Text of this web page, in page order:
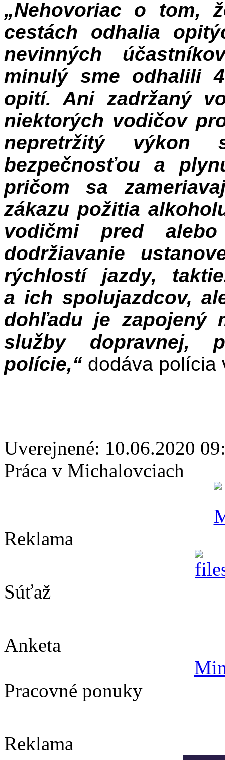
„Nehovoriac o tom,
cestách odhalia
nevinných
minulý sme odhalili
opití. Ani zadržaný
niektorých vodičov
nepretržitý
bezpečnosťou a
pričom sa
zákazu požitia
vodičmi pred
dodržiavanie
rýchlostí jazdy,
a ich spolujazdcov,
dohľadu je zapojený
služby dopravnej,
polície,“ dodáva polícia
Uverejnené: 10.06.2020
Práca v Michalovciach
Reklama
Súťaž
Anketa
Pracovné ponuky
Reklama